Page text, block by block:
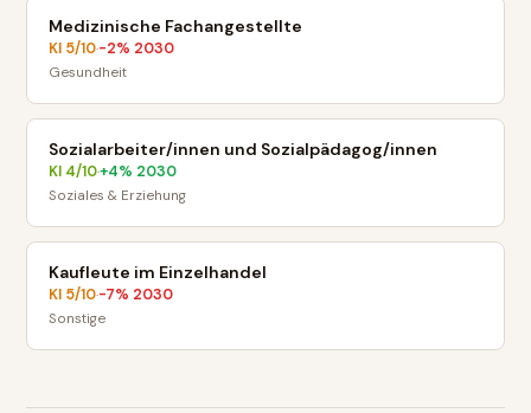
Medizinische Fachangestellte
KI 5/10·-2% 2030
Gesundheit
Sozialarbeiter/innen und Sozialpädagog/innen
KI 4/10·+4% 2030
Soziales & Erziehung
Kaufleute im Einzelhandel
KI 5/10·-7% 2030
Sonstige